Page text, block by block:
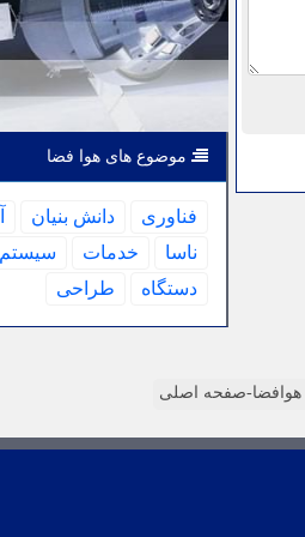
موضوع های هوا فضا
فناوری دانش بنیان
ناسا
خدمات
سیستم
دستگاه
طراحی
هوافضا-صفحه اصلی